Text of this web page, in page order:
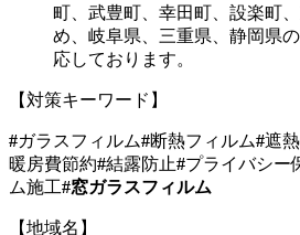
町、武豊町、幸田町、設楽町
め、岐阜県、三重県、静岡県
応しております。
【対策キーワード】
#ガラスフィルム#断熱フィルム#遮
暖房費節約#結露防止#プライバシー
ム施工#窓ガラスフィルム
【地域名】